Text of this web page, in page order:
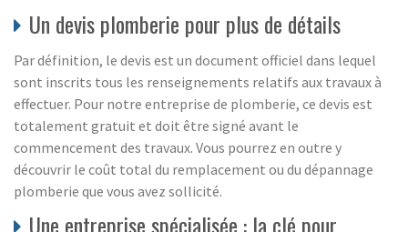
Un devis plomberie pour plus de détails
Par définition, le devis est un document officiel dans lequel
sont inscrits tous les renseignements relatifs aux travaux à
effectuer. Pour notre entreprise de plomberie, ce devis est
totalement gratuit et doit être signé avant le
commencement des travaux. Vous pourrez en outre y
découvrir le coût total du remplacement ou du dépannage
plomberie que vous avez sollicité.
Une entreprise spécialisée : la clé pour